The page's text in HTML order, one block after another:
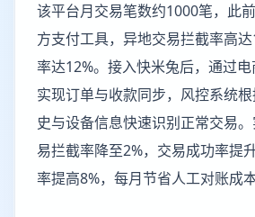
该平台月交易笔数约1000笔，此
方支付工具，异地交易拦截率高
率达12%。接入快米兔后，通过
实现订单与收款同步，风控系统
史与设备信息快速识别正常交易
易拦截率降至2%，交易成功率提
率提高8%，每月节省人工对账成